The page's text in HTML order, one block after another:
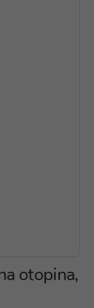
otopina,